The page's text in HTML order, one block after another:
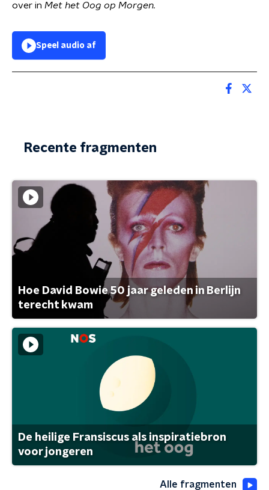
over in Met het Oog op Morgen.
Speel audio af
Recente fragmenten
Hoe David Bowie 50 jaar geleden in Berlijn
terecht kwam
De heilige Fransiscus als inspiratiebron
voor jongeren
Alle fragmenten